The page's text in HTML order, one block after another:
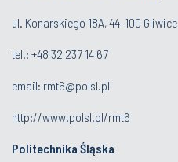
ul. Konarskiego 18A, 44-100 Gliwice
tel.: +48 32 237 14 67
email: rmt6@polsl.pl
http://www.polsl.pl/rmt6
Politechnika Śląska